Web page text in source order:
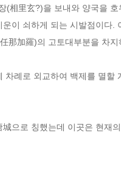
相里玄?)을 보내와 양국을
이 쇠하게 되는 시발점이다.
那加羅)의 고토대부분을 차
례로 외교하여 백제를 멸할
으로 칭했는데 이곳은 현재